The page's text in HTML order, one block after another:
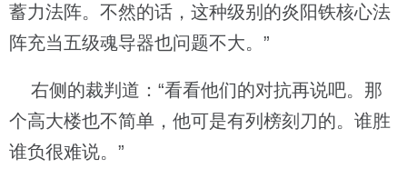
蓄力法阵。不然的话，这种级别的炎阳铁核心法
阵充当五级魂导器也问题不大。”
右侧的裁判道：“看看他们的对抗再说吧。那
个高大楼也不简单，他可是有列榜刻刀的。谁胜
谁负很难说。”